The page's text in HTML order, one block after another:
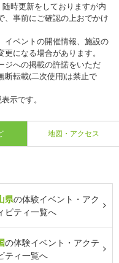
時更新をしておりますが内
、事前にご確認の上おでかけ
ベントの開催情報、施設の
になる場合があります。
への掲載の許諾をいただ
断転載(二次使用)は禁止で
示です。
地図・アクセス
県の体験イベント・アク
ビティ一覧へ
の体験イベント・アクテ
ティ一覧へ